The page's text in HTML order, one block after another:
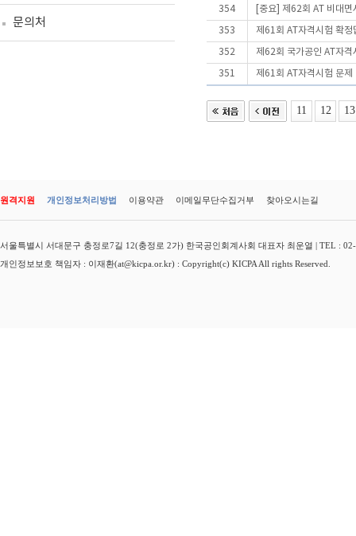
문의처
354 [중요] 제62회 AT 비대
353 제61회 AT자격시험 확정
352 제62회 국가공인 AT자격
351 제61회 AT자격시험 문
11 12 13
원격지원 개인정보처리방법 이용약관 이메일무단수집거부 찾아오시는길
서울특별시 서대문구 충정로7길 12(충정로 2가) 한국공인회계사회 대표자 최운열 | TEL :
개인정보보호 책임자 : 이재환(at@kicpa.or.kr) : Copyright(c) KICPA All rights Reserved.